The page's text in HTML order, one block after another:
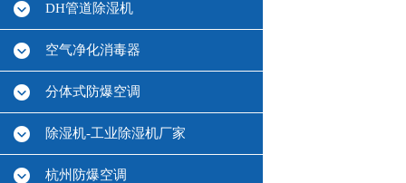
DH管道除湿机
空气净化消毒器
分体式防爆空调
除湿机-工业除湿机厂家
杭州防爆空调